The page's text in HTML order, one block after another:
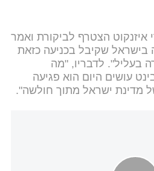
הצטרף לביקורת ואמר
שקיבל בכניעה כזאת
בעליל". לדבריו, "מה
עושים היום הוא פגיעה
מדינת ישראל מתוך חולשה".